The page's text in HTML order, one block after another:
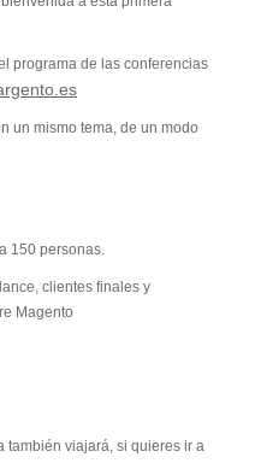
programa de las conferencias
un mismo tema, de un modo
150 personas.
clientes finales y
Magento
también viajará, si quieres ir a